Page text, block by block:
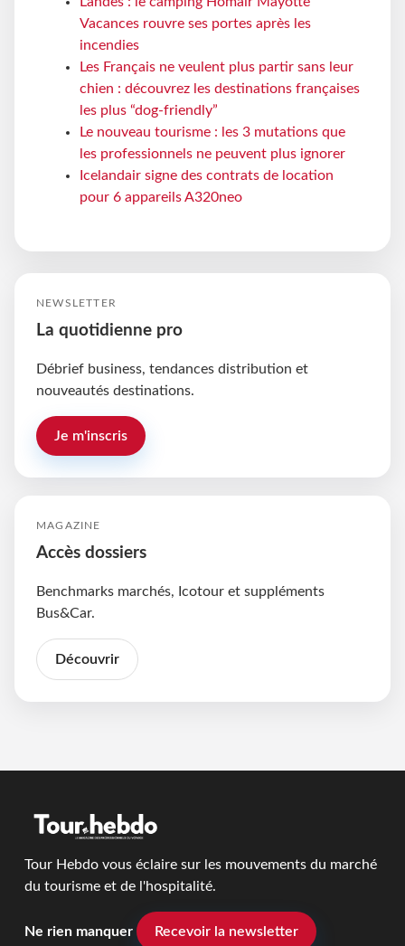
Vacances rouvre ses portes après les
incendies
Les Français ne veulent plus partir sans leur
chien : découvrez les destinations françaises
les plus “dog-friendly”
Le nouveau tourisme : les 3 mutations que
les professionnels ne peuvent plus ignorer
Icelandair signe des contrats de location
pour 6 appareils A320neo
NEWSLETTER
La quotidienne pro
Débrief business, tendances distribution et
nouveautés destinations.
Je m'inscris
MAGAZINE
Accès dossiers
Benchmarks marchés, Icotour et suppléments
Bus&Car.
Découvrir
Tour Hebdo vous éclaire sur les mouvements du marché
du tourisme et de l'hospitalité.
Ne rien manquer Recevoir la newsletter